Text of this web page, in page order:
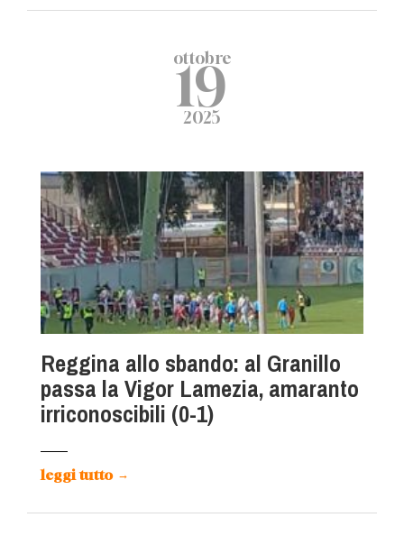
ottobre
19
2025
Reggina allo sbando: al Granillo
passa la Vigor Lamezia, amaranto
irriconoscibili (0-1)
leggi tutto →